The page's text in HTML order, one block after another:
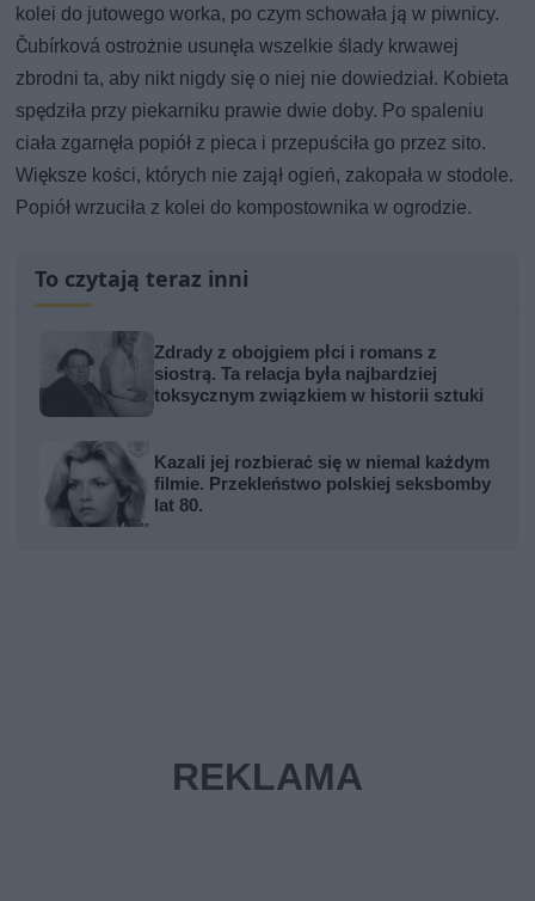
kolei do jutowego worka, po czym schowała ją w piwnicy.
Čubírková ostrożnie usunęła wszelkie ślady krwawej
zbrodni ta, aby nikt nigdy się o niej nie dowiedział. Kobieta
spędziła przy piekarniku prawie dwie doby. Po spaleniu
ciała zgarnęła popiół z pieca i przepuściła go przez sito.
Większe kości, których nie zajął ogień, zakopała w stodole.
Popiół wrzuciła z kolei do kompostownika w ogrodzie.
To czytają teraz inni
Zdrady z obojgiem płci i romans z
siostrą. Ta relacja była najbardziej
toksycznym związkiem w historii sztuki
Kazali jej rozbierać się w niemal każdym
filmie. Przekleństwo polskiej seksbomby
lat 80.